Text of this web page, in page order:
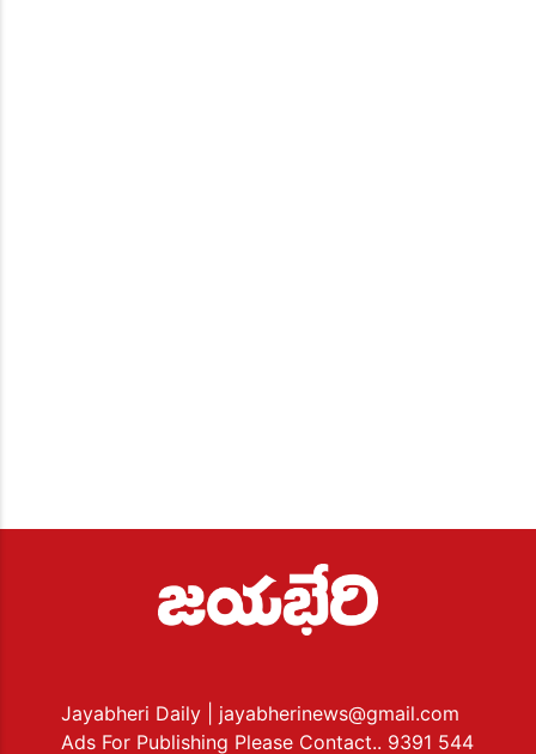
Jayabheri Daily
| jayabherinews@gmail.com
Ads For Publishing Please Contact.. 9391 544